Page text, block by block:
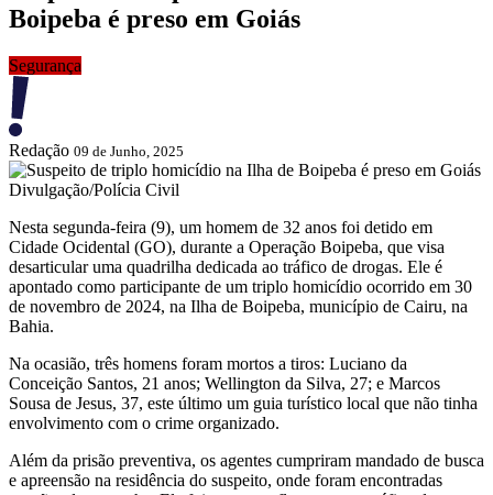
Boipeba é preso em Goiás
Segurança
Redação 09 de Junho, 2025
Divulgação/Polícia Civil
Nesta segunda-feira (9), um homem de 32 anos foi detido em
Cidade Ocidental (GO), durante a Operação Boipeba, que visa
desarticular uma quadrilha dedicada ao tráfico de drogas. Ele é
apontado como participante de um triplo homicídio ocorrido em 30
de novembro de 2024, na Ilha de Boipeba, município de Cairu, na
Bahia.
Na ocasião, três homens foram mortos a tiros: Luciano da
Conceição Santos, 21 anos; Wellington da Silva, 27; e Marcos
Sousa de Jesus, 37, este último um guia turístico local que não tinha
envolvimento com o crime organizado.
Além da prisão preventiva, os agentes cumpriram mandado de busca
e apreensão na residência do suspeito, onde foram encontradas